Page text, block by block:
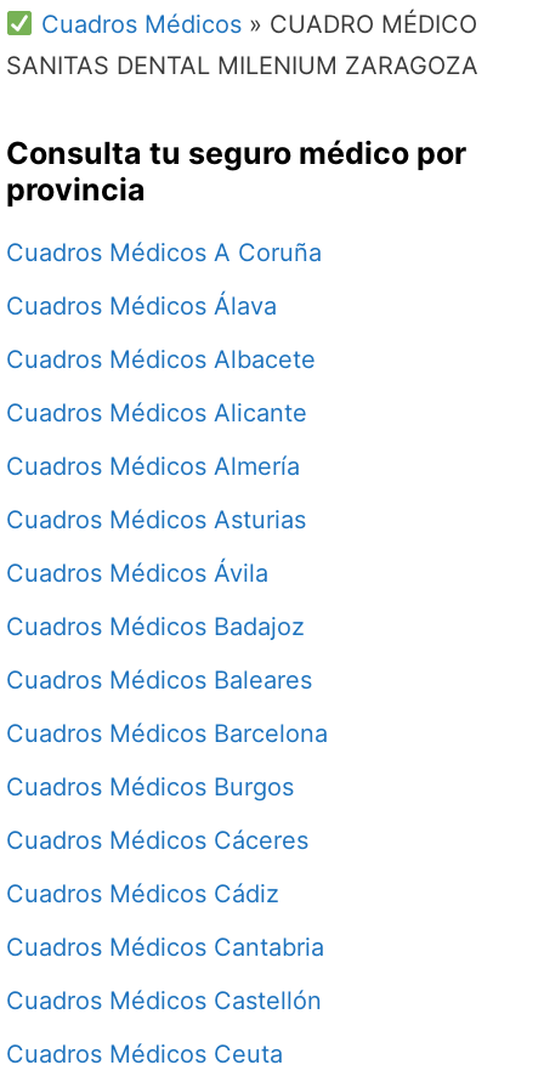
Cuadros Médicos» CUADRO MÉDICO
SANITAS DENTAL MILENIUM ZARAGOZA
Consulta tu seguro médico por
provincia
Cuadros Médicos A Coruña
Cuadros Médicos Álava
Cuadros Médicos Albacete
Cuadros Médicos Alicante
Cuadros Médicos Almería
Cuadros Médicos Asturias
Cuadros Médicos Ávila
Cuadros Médicos Badajoz
Cuadros Médicos Baleares
Cuadros Médicos Barcelona
Cuadros Médicos Burgos
Cuadros Médicos Cáceres
Cuadros Médicos Cádiz
Cuadros Médicos Cantabria
Cuadros Médicos Castellón
Cuadros Médicos Ceuta